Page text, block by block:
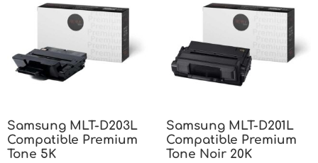
Samsung MLT-D203L
Compatible Premium
Tone 5K
Samsung MLT-D201L
Compatible Premium
Tone Noir 20K